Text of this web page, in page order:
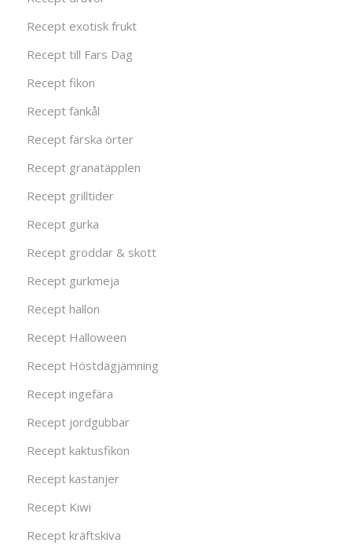
Recept exotisk frukt
Recept till Fars Dag
Recept fikon
Recept fänkål
Recept färska örter
Recept granatäpplen
Recept grilltider
Recept gurka
Recept groddar & skott
Recept gurkmeja
Recept hallon
Recept Halloween
Recept Höstdagjämning
Recept ingefära
Recept jordgubbar
Recept kaktusfikon
Recept kastanjer
Recept Kiwi
Recept kräftskiva